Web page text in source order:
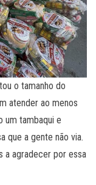
o tamanho do
atender ao menos
um tambaqui e
que a gente não via.
a agradecer por essa